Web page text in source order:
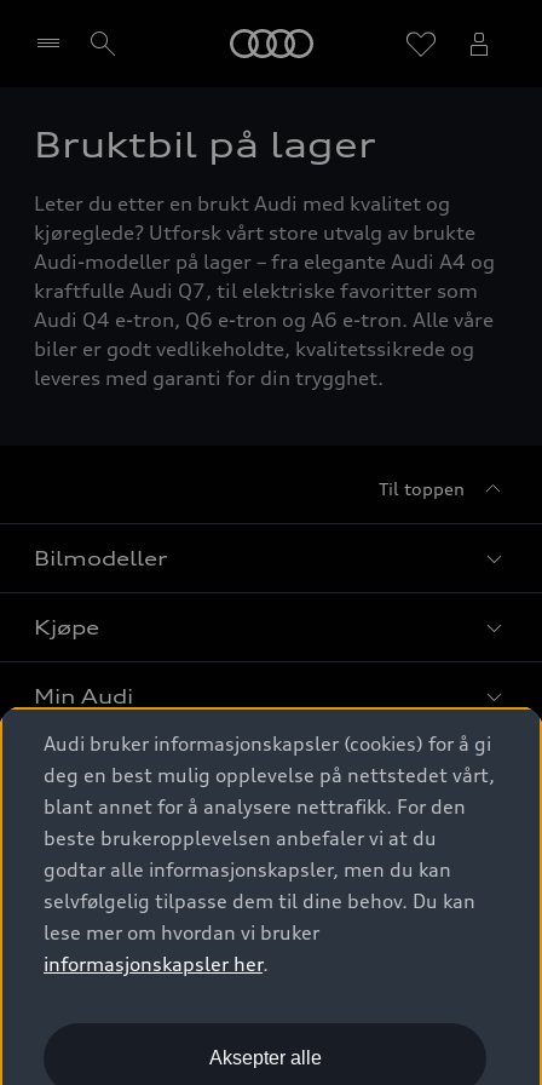
Velg forhandler
Bruktbil på lager
Leter du etter en brukt Audi med kvalitet og
kjøreglede? Utforsk vårt store utvalg av brukte
Audi-modeller på lager – fra elegante Audi A4 og
kraftfulle Audi Q7, til elektriske favoritter som
Audi Q4 e-tron, Q6 e-tron og A6 e-tron. Alle våre
biler er godt vedlikeholdte, kvalitetssikrede og
leveres med garanti for din trygghet.
Til toppen
Bilmodeller
Finn din Audi
Sammenlign bilmodeller
Elbiler
SUV
Stasjonsvogn
Sportback
S/RS
Konseptbiler og prototyper
Kjøpe
Kjøpshjelp
Biler på lager
Finn forhandler
Bestill prøvekjøring
Kontakt forhandler
Bilgarantier
Min Audi
Behold nybilfølelsen
Audi Originalt tilbehør
Verkstedtjenester
Digitale tjenester
Audi digitale tjenester
Audi connect
Functions on demand
Kom i gang med myAudi
Audi Norge
Kundeservice
Audi Driving Experience
© 2026 AUDI NORGE. All Rights Reserved.
Imprint
Audi bruker informasjonskapsler (cookies) for å gi
deg en best mulig opplevelse på nettstedet vårt,
blant annet for å analysere nettrafikk. For den
beste brukeropplevelsen anbefaler vi at du
godtar alle informasjonskapsler, men du kan
selvfølgelig tilpasse dem til dine behov. Du kan
lese mer om hvordan vi bruker
informasjonskapsler her.
Aksepter alle